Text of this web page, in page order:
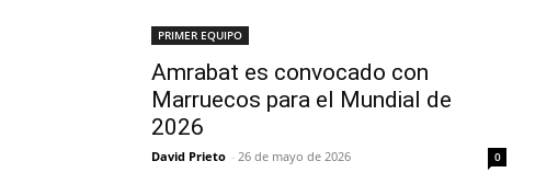
PRIMER EQUIPO
Amrabat es convocado con
Marruecos para el Mundial de
2026
David Prieto - 26 de mayo de 2026 0